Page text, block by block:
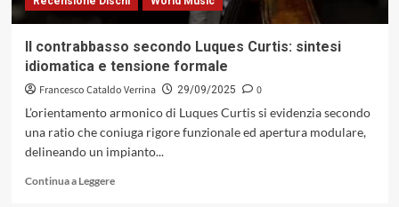
del
Il contrabbasso secondo Luques Curtis: sintesi
idiomatica e tensione formale
Francesco Cataldo Verrina 29/09/2025
0
L’orientamento armonico di Luques Curtis si evidenzia secondo
una ratio che coniuga rigore funzionale ed apertura modulare,
delineando un impianto...
Continua a LeggereLeggi